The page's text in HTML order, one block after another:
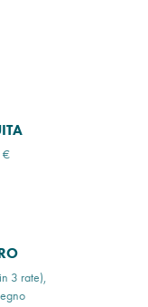
€
3 rate),